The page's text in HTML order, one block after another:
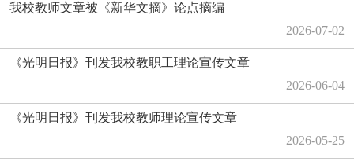
我校教师文章被《新华文摘》论点摘编
2026-07-02
《光明日报》刊发我校教职工理论宣传文章
2026-06-04
《光明日报》刊发我校教师理论宣传文章
2026-05-25